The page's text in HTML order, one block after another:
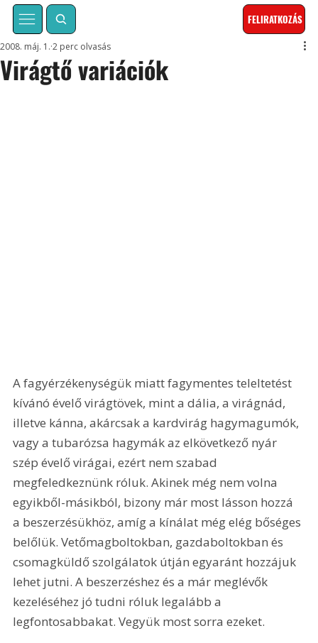
FELIRATKOZÁS
Virágtő variációk
2008. máj. 1. 2 perc olvasás
A fagyérzékenységük miatt fagymentes teleltetést
kívánó évelő virágtövek, mint a dália, a virágnád,
illetve kánna, akárcsak a kardvirág hagymagumók,
vagy a tubarózsa hagymák az elkövetkező nyár
szép évelő virágai, ezért nem szabad
megfeledkeznünk róluk. Akinek még nem volna
egyikből-másikból, bizony már most lásson hozzá
a beszerzésükhöz, amíg a kínálat még elég bőséges
belőlük. Vetőmagboltokban, gazdaboltokban és
csomagküldő szolgálatok útján egyaránt hozzájuk
lehet jutni. A beszerzéshez és a már meglévők
kezeléséhez jó tudni róluk legalább a
legfontosabbakat. Vegyük most sorra ezeket.